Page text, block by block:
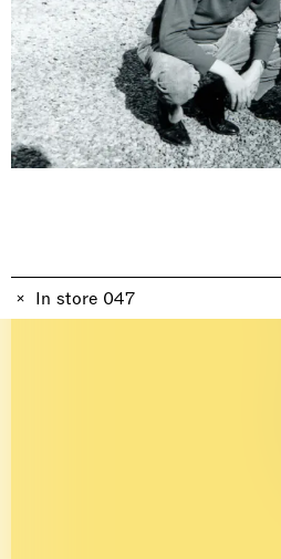
In store 047
One Table, Two Chairs 一桌二椅
London
03.09.2026 | 07.10.2026
Xue Ruozhe